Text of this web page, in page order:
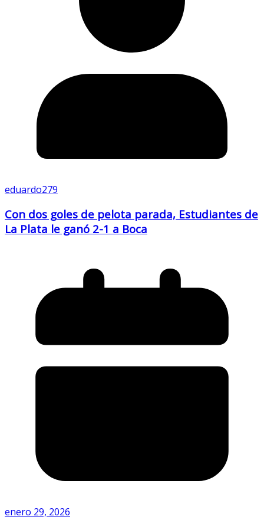
eduardo279
Con dos goles de pelota parada, Estudiantes de
La Plata le ganó 2-1 a Boca
enero 29, 2026